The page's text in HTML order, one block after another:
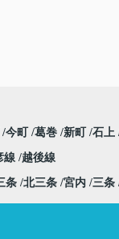
今町 葛巻 新町 石上
線 越後線
条 北三条 宮内 三条